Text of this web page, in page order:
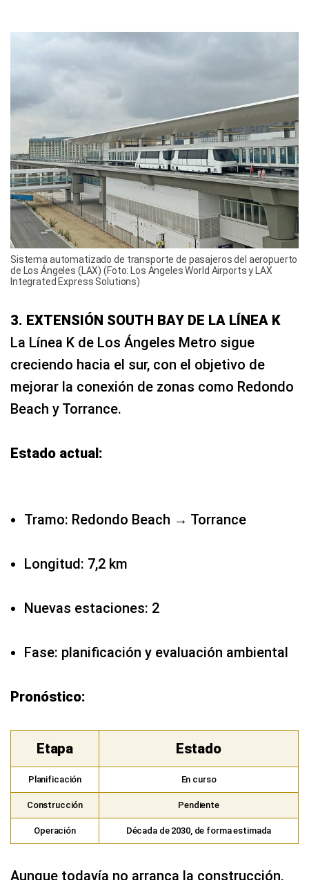
Sistema automatizado de transporte de pasajeros del aeropuerto
de Los Ángeles (LAX) (Foto: Los Angeles World Airports y LAX
Integrated Express Solutions)
3. EXTENSIÓN SOUTH BAY DE LA LÍNEA K
La Línea K de Los Ángeles Metro sigue
creciendo hacia el sur, con el objetivo de
mejorar la conexión de zonas como Redondo
Beach y Torrance.
Estado actual:
Tramo: Redondo Beach → Torrance
Longitud: 7,2 km
Nuevas estaciones: 2
Fase: planificación y evaluación ambiental
Pronóstico:
Etapa Estado
Planificación En curso
Construcción Pendiente
Operación Década de 2030, de forma estimada
Aunque todavía no arranca la construcción,